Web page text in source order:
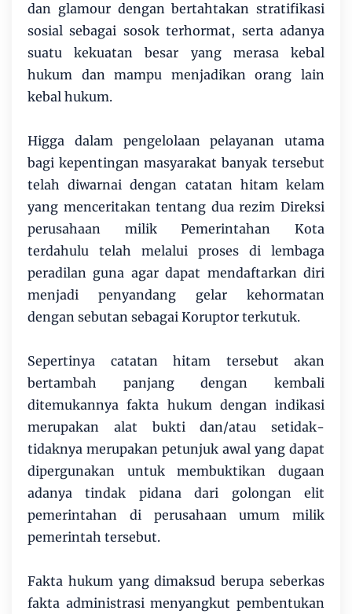
dan glamour dengan bertahtakan stratifikasi
sosial sebagai sosok terhormat, serta adanya
suatu kekuatan besar yang merasa kebal
hukum dan mampu menjadikan orang lain
kebal hukum.
Higga dalam pengelolaan pelayanan utama
bagi kepentingan masyarakat banyak tersebut
telah diwarnai dengan catatan hitam kelam
yang menceritakan tentang dua rezim Direksi
perusahaan milik Pemerintahan Kota
terdahulu telah melalui proses di lembaga
peradilan guna agar dapat mendaftarkan diri
menjadi penyandang gelar kehormatan
dengan sebutan sebagai Koruptor terkutuk.
Sepertinya catatan hitam tersebut akan
bertambah panjang dengan kembali
ditemukannya fakta hukum dengan indikasi
merupakan alat bukti dan/atau setidak-
tidaknya merupakan petunjuk awal yang dapat
dipergunakan untuk membuktikan dugaan
adanya tindak pidana dari golongan elit
pemerintahan di perusahaan umum milik
pemerintah tersebut.
Fakta hukum yang dimaksud berupa seberkas
fakta administrasi menyangkut pembentukan